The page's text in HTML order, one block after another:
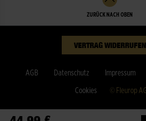
ZURÜCK NACH OBEN
VERTRAG WIDERRUFEN
AGB Datenschutz Impressum
Cookies © Fleurop